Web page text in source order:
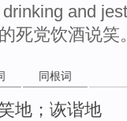
and
死党饮酒说笑
同根词
地；诙谐地